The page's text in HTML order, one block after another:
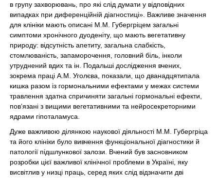
в групу захворювань, про які слід думати у відповідних
випадках при диференційній діагностиці». Важливе значення
для клініки мають описані М.М. Губергріцем загальні
симптоми хронічного дуоденіту, що мають вегетативну
природу: відсутність апетиту, загальна слабкість,
стомлюваність, запаморочення, головний біль, інколи
утруднений вдих та ін. Подальші дослідження вчених,
зокрема праці А.М. Уголєва, показали, що дванадцятипала
кишка разом із гормональними ефектами у межах системи
травлення здатна спричиняти загальні гормональні ефекти,
пов’язані з вищими вегетативними та нейросекреторними
ядрами гіпоталамуса.
Дуже важливою ділянкою наукової діяльності М.М. Губергріца
та його клініки було вивчення функціональної діагностики й
патології підшлункової залози. Вчений був засновником
розробки цієї важливої клінічної проблеми в Україні, яку
висвітлив у низці праць, серед яких слід відзначити дві